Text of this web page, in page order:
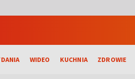
WIDEO KUCHNIA ZDROWIE